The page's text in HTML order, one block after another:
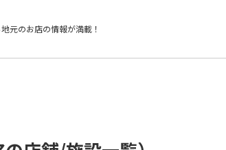
地元のお店の情報が満載！